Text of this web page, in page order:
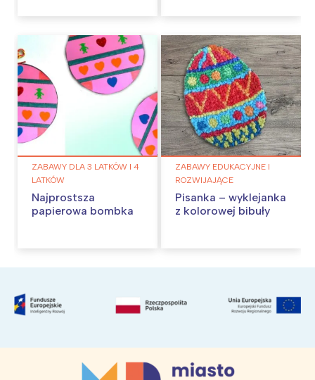
ZABAWY DLA 3 LATKÓW I 4
LATKÓW
Najprostsza
papierowa bombka
ZABAWY EDUKACYJNE I
ROZWIJAJĄCE
Pisanka – wyklejanka
z kolorowej bibuły